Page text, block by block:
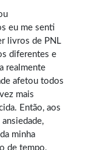
eu me senti
livros de PNL
diferentes e
realmente
afetou todos
mais
Então, aos
minha
de tempo,